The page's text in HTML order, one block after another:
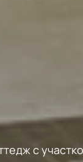
с 9
Сочи